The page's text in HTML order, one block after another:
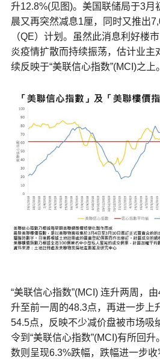
升12.8%(见图)。美国联储局于3月
晨又再突然减息1厘，同时又推出
（QE）计划。虽然此消息利好楼
炎疫情扩散而持续振荡，估计业主
续反映于“美联信心指数”(MCI)之上。
“美联信心指数”(MCI) 连升两周，
升至前一周的48.3点，再进一步上
54.5点，反映不少减价盘被市场吸
令到“美联信心指数”(MCI)有所回
数则呈现6.3%跌幅，跌幅进一步收